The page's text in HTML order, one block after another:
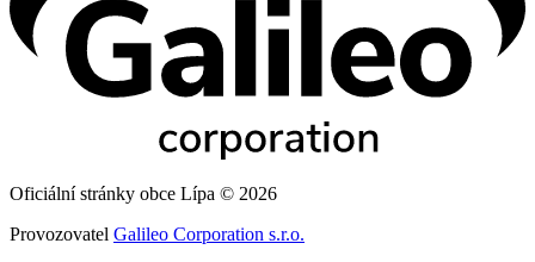
Oficiální stránky obce Lípa © 2026
Provozovatel Galileo Corporation s.r.o.